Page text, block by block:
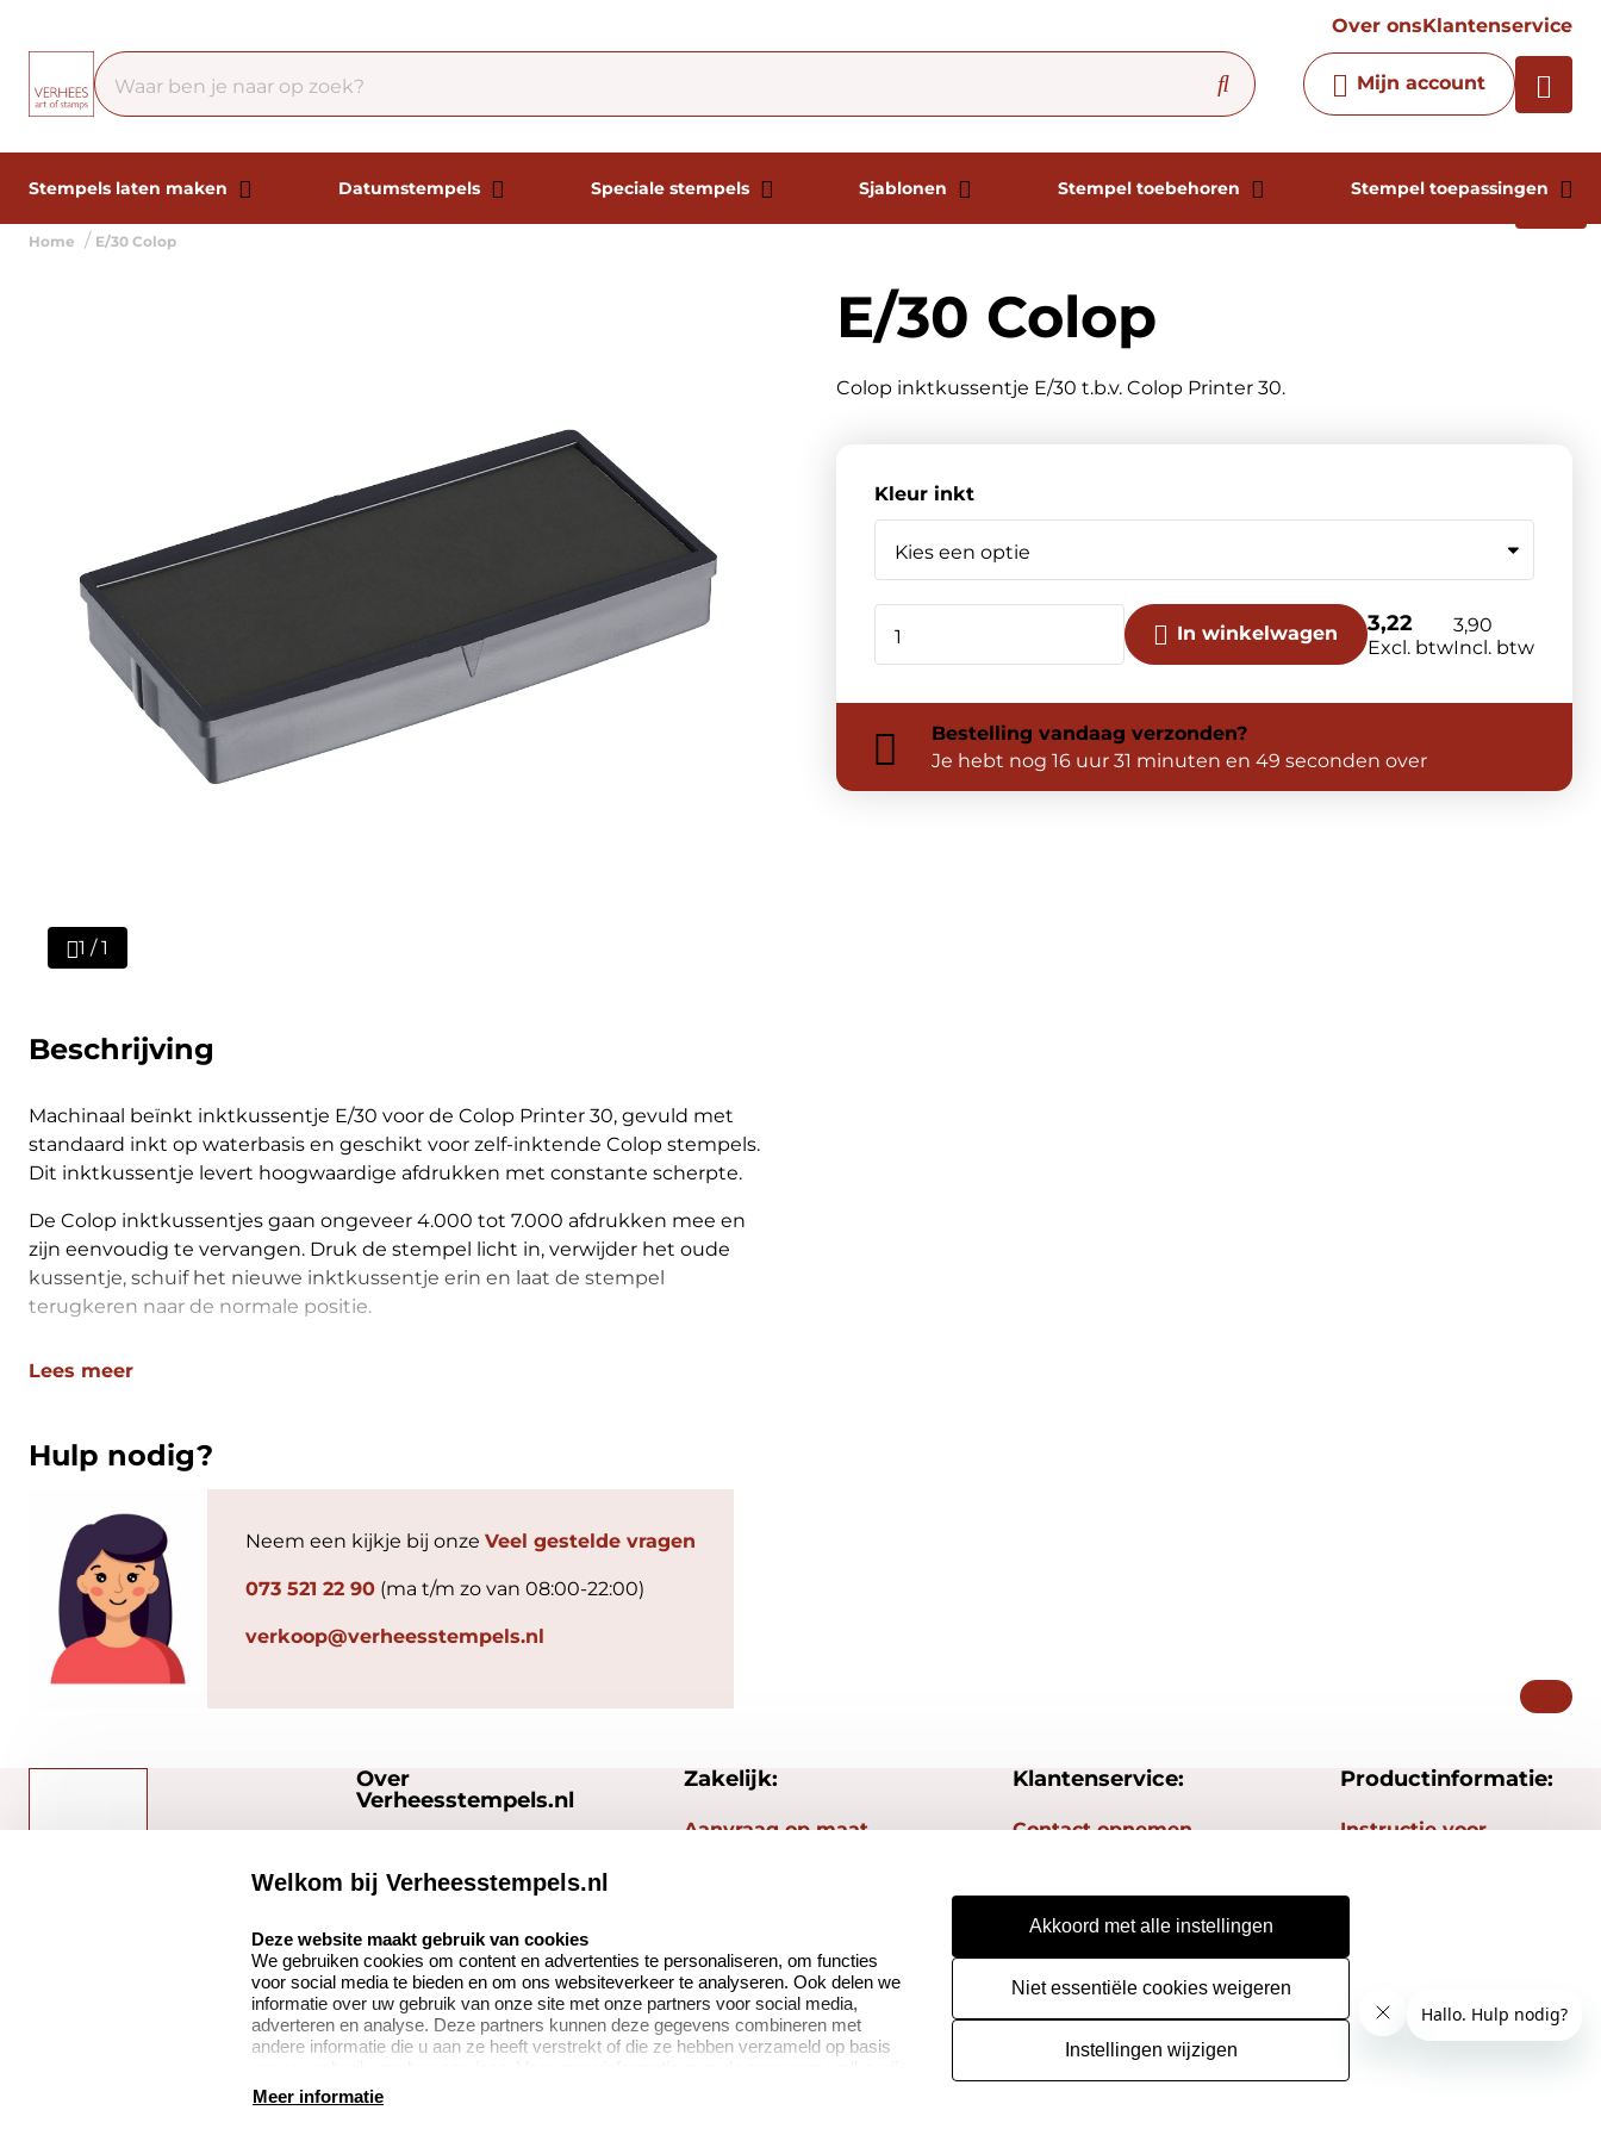
Over onsKlantenservice
Mijn account
Stempels laten maken Datumstempels Speciale stempels Sjablonen Stempel toebehoren Stempel toepassingen
Chatbot
Chat 24/7 met onze chatbot
voor hulp
Contact
Home E/30 Colop
1 / 1
Beschrijving
Machinaal beïnkt inktkussentje E/30 voor de Colop Printer 30, gevuld met
standaard inkt op waterbasis en geschikt voor zelf-inktende Colop stempels.
Dit inktkussentje levert hoogwaardige afdrukken met constante scherpte.
De Colop inktkussentjes gaan ongeveer 4.000 tot 7.000 afdrukken mee en
zijn eenvoudig te vervangen. Druk de stempel licht in, verwijder het oude
kussentje, schuif het nieuwe inktkussentje erin en laat de stempel
terugkeren naar de normale positie.
Lees meer
Hulp nodig?
Neem een kijkje bij onze Veel gestelde vragen
073 521 22 90 (ma t/m zo van 08:00-22:00)
verkoop@verheesstempels.nl
E/30 Colop
Colop inktkussentje E/30 t.b.v. Colop Printer 30.
Kleur inkt
In winkelwagen 3,22
Excl. btw
3,90
Incl. btw
Bestelling vandaag verzonden?
Je hebt nog 16 uur 31 minuten en 48 seconden over
Verheesstempels.nl
Quinten Matsyslaan
Over
Verheesstempels.nl
Bedrijfsgegevens
Onze vacatures
Zakelijk:
Aanvraag op maat
Klantenservice:
Contact opnemen
Herroepingsrecht
Retourneren
Productinformatie:
Instructie voor
Aanleverspecificaties
Welkom bij Verheesstempels.nl
Deze website maakt gebruik van cookies
We gebruiken cookies om content en advertenties te personaliseren, om functies
voor social media te bieden en om ons websiteverkeer te analyseren. Ook delen we
informatie over uw gebruik van onze site met onze partners voor social media,
adverteren en analyse. Deze partners kunnen deze gegevens combineren met
andere informatie die u aan ze heeft verstrekt of die ze hebben verzameld op basis
verzamelen verwijzen wij u graag door naar ons privacy statement.
Meer informatie
Akkoord met alle instellingen
Niet essentiële cookies weigeren
Instellingen wijzigen